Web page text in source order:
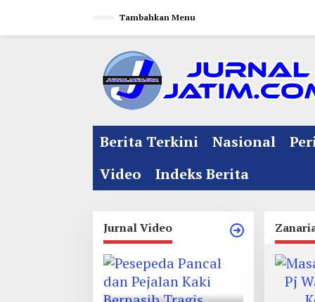
Tambahkan Menu
Berita Terkini Nasional
Video
Indeks Berita
Jurnal Video